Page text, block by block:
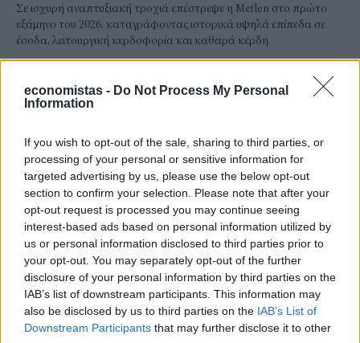
economistas - Do Not Process My Personal
Information
If you wish to opt-out of the sale, sharing to third parties, or
processing of your personal or sensitive information for
targeted advertising by us, please use the below opt-out
section to confirm your selection. Please note that after your
opt-out request is processed you may continue seeing
interest-based ads based on personal information utilized by
us or personal information disclosed to third parties prior to
your opt-out. You may separately opt-out of the further
disclosure of your personal information by third parties on the
IAB’s list of downstream participants. This information may
also be disclosed by us to third parties on the IAB’s List of
Downstream Participants that may further disclose it to other
Σε ισχυρή αναπτυξιακή τροχιά επέστρεψε η Metlen στο πρώτο
εξάμηνο του 2026, καταγράφοντας ιστορικά υψηλά επίπεδα σε
έσοδα, λειτουργική κερδοφορία και καθαρά κέρδη.
NEWSROOM/06 Αυγ 2026
ΕΠΙΧΕΙΡΗΣΕΙΣ
AKTOR: Συμφωνία με τη Motor Oil για την
εξαγορά του 75% των ΗΛΕΚΤΩΡ και THALIS